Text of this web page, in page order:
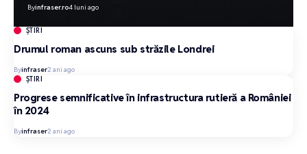
Byinfraser.ro4 luni ago
ȘTIRI
Drumul roman ascuns sub străzile Londrei
Byinfraser2 ani ago
ȘTIRI
Progrese semnificative în infrastructura rutieră a României
în 2024
Byinfraser2 ani ago